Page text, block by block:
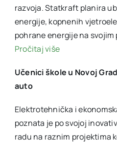
razvoja. Statkraft planira
energije, kopnenih
pohrane energije na
Pročitaj više
Učenici škole u Novoj
auto
Elektrotehnička i
poznata je po svojoj
radu na raznim projektima